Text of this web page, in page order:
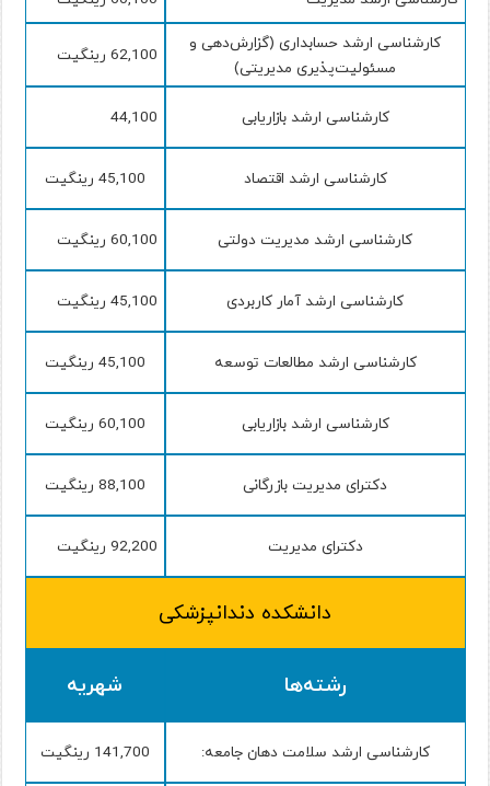
کارشناسی ارشد حسابداری (گزارش‌دهی و
مسئولیت‌پذیری مدیریتی)
62,100 رینگیت
کارشناسی ارشد بازاریابی 44,100
کارشناسی ارشد اقتصاد 45,100 رینگیت
کارشناسی ارشد مدیریت دولتی 60,100 رینگیت
کارشناسی ارشد آمار کاربردی 45,100 رینگیت
کارشناسی ارشد مطالعات توسعه 45,100 رینگیت
کارشناسی ارشد بازاریابی 60,100 رینگیت
دکترای مدیریت بازرگانی 88,100 رینگیت
دکترای مدیریت 92,200 رینگیت
دانشکده دندانپزشکی
رشته‌ها شهریه
کارشناسی ارشد سلامت دهان جامعه: 141,700 رینگیت